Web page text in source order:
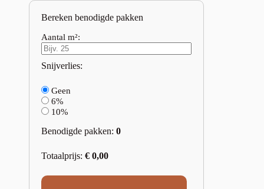
Bereken benodigde pakken
Aantal m²:
Snijverlies:
Geen
6%
10%
Benodigde pakken: 0
Totaalprijs: € 0,00